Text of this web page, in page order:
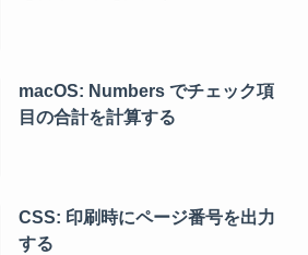
macOS: Numbers でチェック項
目の合計を計算する
CSS: 印刷時にページ番号を出力
する